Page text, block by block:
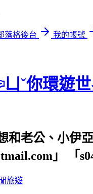
落格後台
我的帳號
ˇ你環遊
和老公、小伊
」
旅遊